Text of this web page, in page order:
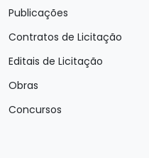
Publicações
Contratos de Licitação
Editais de Licitação
Obras
Concursos